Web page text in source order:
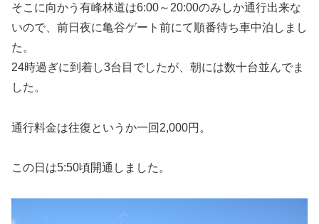
そこに向かう有峰林道は6:00～20:00のみしか通行出来な
いので、前日夜に亀谷ゲート前にて順番待ち車中泊しまし
た。
24時過ぎに到着し3台目でしたが、朝には数十台並んでま
した。
通行料金は往復というか一回2,000円。
この日は5:50頃開通しました。